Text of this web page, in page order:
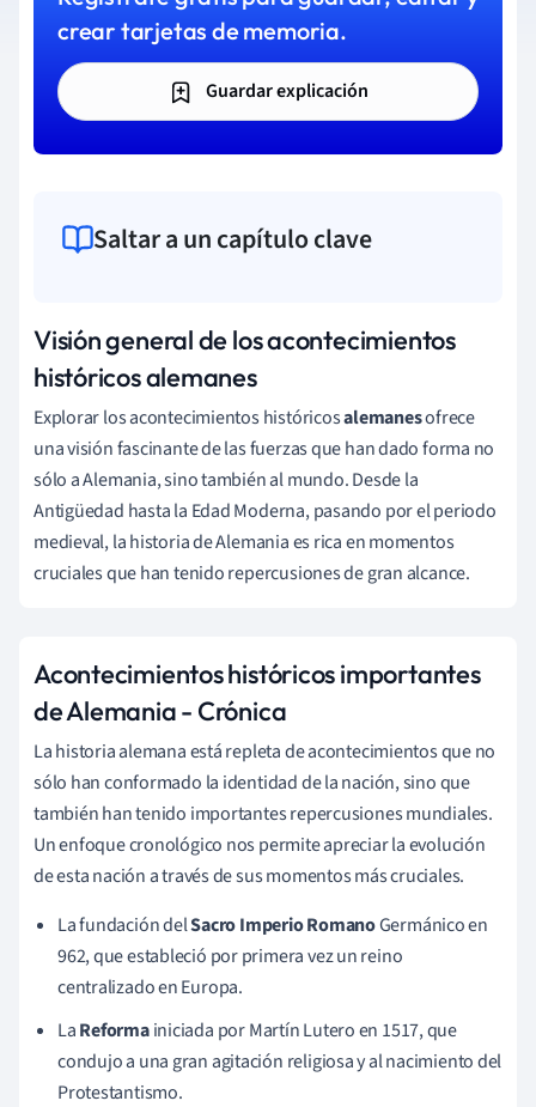
crear tarjetas de memoria.
Guardar explicación
Saltar a un capítulo clave
Visión general de los acontecimientos
históricos alemanes
Explorar los acontecimientos históricosalemanesofrece
una visión fascinante de las fuerzas que han dado forma no
sólo a Alemania, sino también al mundo. Desde la
Antigüedad hasta la Edad Moderna, pasando por el periodo
medieval, la historia de Alemania es rica en momentos
cruciales que han tenido repercusiones de gran alcance.
Acontecimientos históricos importantes
de Alemania - Crónica
La historia alemana está repleta de acontecimientos que no
sólo han conformado la identidad de la nación, sino que
también han tenido importantes repercusiones mundiales.
Un enfoque cronológico nos permite apreciar la evolución
de esta nación a través de sus momentos más cruciales.
La fundación delSacro Imperio RomanoGermánico en
962, que estableció por primera vez un reino
centralizado en Europa.
LaReformainiciada por Martín Lutero en 1517, que
condujo a una gran agitación religiosa y al nacimiento del
Protestantismo.